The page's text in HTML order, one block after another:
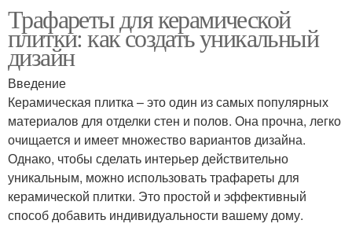
Трафареты для керамической
плитки: как создать уникальный
дизайн
Введение
Керамическая плитка – это один из самых популярных
материалов для отделки стен и полов. Она прочна, легко
очищается и имеет множество вариантов дизайна.
Однако, чтобы сделать интерьер действительно
уникальным, можно использовать трафареты для
керамической плитки. Это простой и эффективный
способ добавить индивидуальности вашему дому.